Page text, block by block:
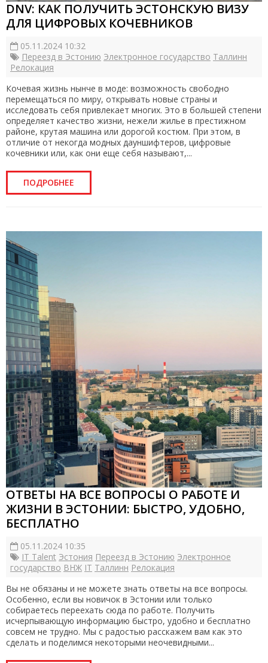
DNV: КАК ПОЛУЧИТЬ ЭСТОНСКУЮ ВИЗУ
ДЛЯ ЦИФРОВЫХ КОЧЕВНИКОВ
05.11.2024 10:32
Переезд в Эстонию Электронное государство Таллинн
Релокация
Кочевая жизнь нынче в моде: возможность свободно
перемещаться по миру, открывать новые страны и
исследовать себя привлекает многих. Это в большей степени
определяет качество жизни, нежели жилье в престижном
районе, крутая машина или дорогой костюм. При этом, в
отличие от некогда модных дауншифтеров, цифровые
кочевники или, как они еще себя называют,...
ПОДРОБНЕЕ
ОТВЕТЫ НА ВСЕ ВОПРОСЫ О РАБОТЕ И
ЖИЗНИ В ЭСТОНИИ: БЫСТРО, УДОБНО,
БЕСПЛАТНО
05.11.2024 10:35
IT Talent Эстония Переезд в Эстонию Электронное
государство ВНЖ IT Таллинн Релокация
Вы не обязаны и не можете знать ответы на все вопросы.
Особенно, если вы новичок в Эстонии или только
собираетесь переехать сюда по работе. Получить
исчерпывающую информацию быстро, удобно и бесплатно
совсем не трудно. Мы с радостью расскажем вам как это
сделать и поделимся некоторыми неочевидными...